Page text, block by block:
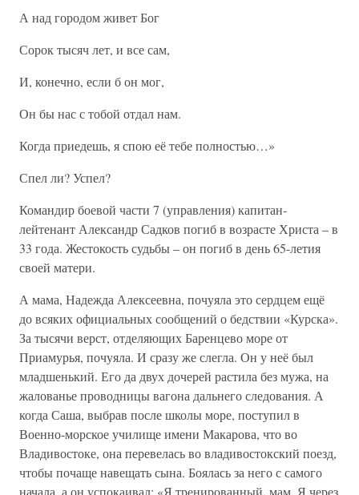
А над городом живет Бог
Сорок тысяч лет, и все сам,
И, конечно, если б он мог,
Он бы нас с тобой отдал нам.
Когда приедешь, я спою её тебе полностью…»
Спел ли? Успел?
Командир боевой части 7 (управления) капитан-
лейтенант Александр Садков погиб в возрасте Христа – в
33 года. Жестокость судьбы – он погиб в день 65-летия
своей матери.
А мама, Надежда Алексеевна, почуяла это сердцем ещё
до всяких официальных сообщений о бедствии «Курска».
За тысячи верст, отделяющих Баренцево море от
Приамурья, почуяла. И сразу же слегла. Он у неё был
младшенький. Его да двух дочерей растила без мужа, на
жалованье проводницы вагона дальнего следования. А
когда Саша, выбрав после школы море, поступил в
Военно-морское училище имени Макарова, что во
Владивостоке, она перевелась во владивостокский поезд,
чтобы почаще навещать сына. Боялась за него с самого
начала, а он успокаивал: «Я тренированный, мам. Я через